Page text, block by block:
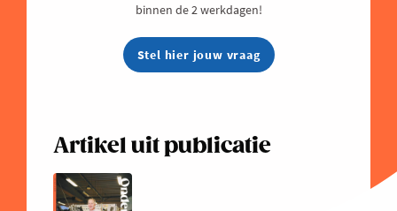
binnen de 2 werkdagen!
Stel hier jouw vraag
Artikel uit publicatie